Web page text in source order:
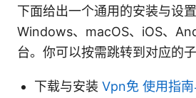
下面给出一个通用的安装与设
Windows、macOS、iOS、
台。你可以按需跳转到对应的子
下载与安装 Vpn免 使用指